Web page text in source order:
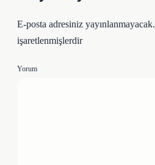
E-posta adresiniz yayınlanmayacak.
işaretlenmişlerdir
Yorum